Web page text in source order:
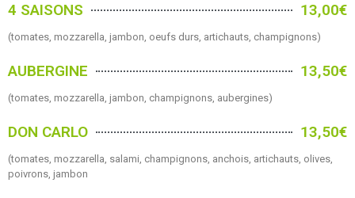
4 SAISONS 13,00€
(tomates, mozzarella, jambon, oeufs durs, artichauts, champignons)
AUBERGINE 13,50€
(tomates, mozzarella, jambon, champignons, aubergines)
DON CARLO 13,50€
(tomates, mozzarella, salami, champignons, anchois, artichauts, olives,
poivrons, jambon